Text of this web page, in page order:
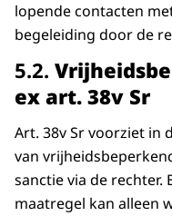
lopende contacten
begeleiding door de
​​​​​​​5.2.
ex art. 38v Sr
Art. 38v Sr voorziet in
van
sanctie via de rechter.
maatregel kan alleen